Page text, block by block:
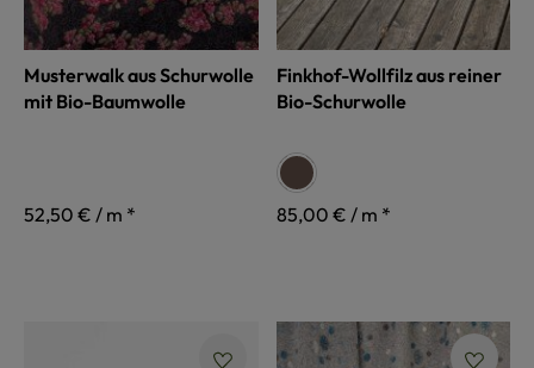
Musterwalk aus Schurwolle
mit Bio-Baumwolle
52,50 € / m *
Finkhof-Wollfilz aus reiner
Bio-Schurwolle
Farbe
braun
85,00 € / m *